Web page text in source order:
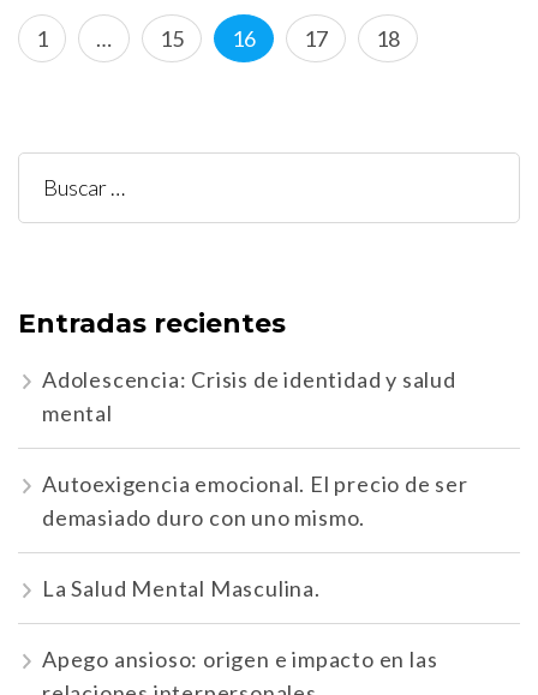
Paginación
de
Página
1 … Página
15 Página
16 Página
17 Página
18
Buscar:
Entradas recientes
Adolescencia: Crisis de identidad y salud
mental
Autoexigencia emocional. El precio de ser
demasiado duro con uno mismo.
La Salud Mental Masculina.
Apego ansioso: origen e impacto en las